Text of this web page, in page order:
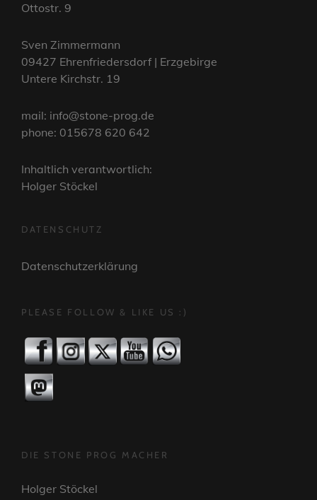
Ottostr. 9
Sven Zimmermann
09427 Ehrenfriedersdorf | Erzgebirge
Untere Kirchstr. 19
mail: info@stone-prog.de
phone: 015678 620 642
Inhaltlich verantwortlich:
Holger Stöckel
DATENSCHUTZ
Datenschutzerklärung
PLEASE FOLLOW & LIKE US :)
DIE STONE PROG MACHER
Holger Stöckel